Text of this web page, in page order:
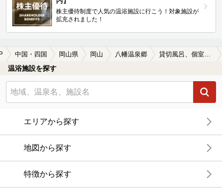
株主優待制度で人気の温浴施設に行こう！対象施設が
拡充されました！
中国・四国 岡山県 岡山 八幡温泉郷 貸切風呂、個室風呂付きの八幡温泉郷の温泉、日帰り温泉、スーパー銭湯おすすめ
温浴施設を探す
エリアから探す
地図から探す
特徴から探す